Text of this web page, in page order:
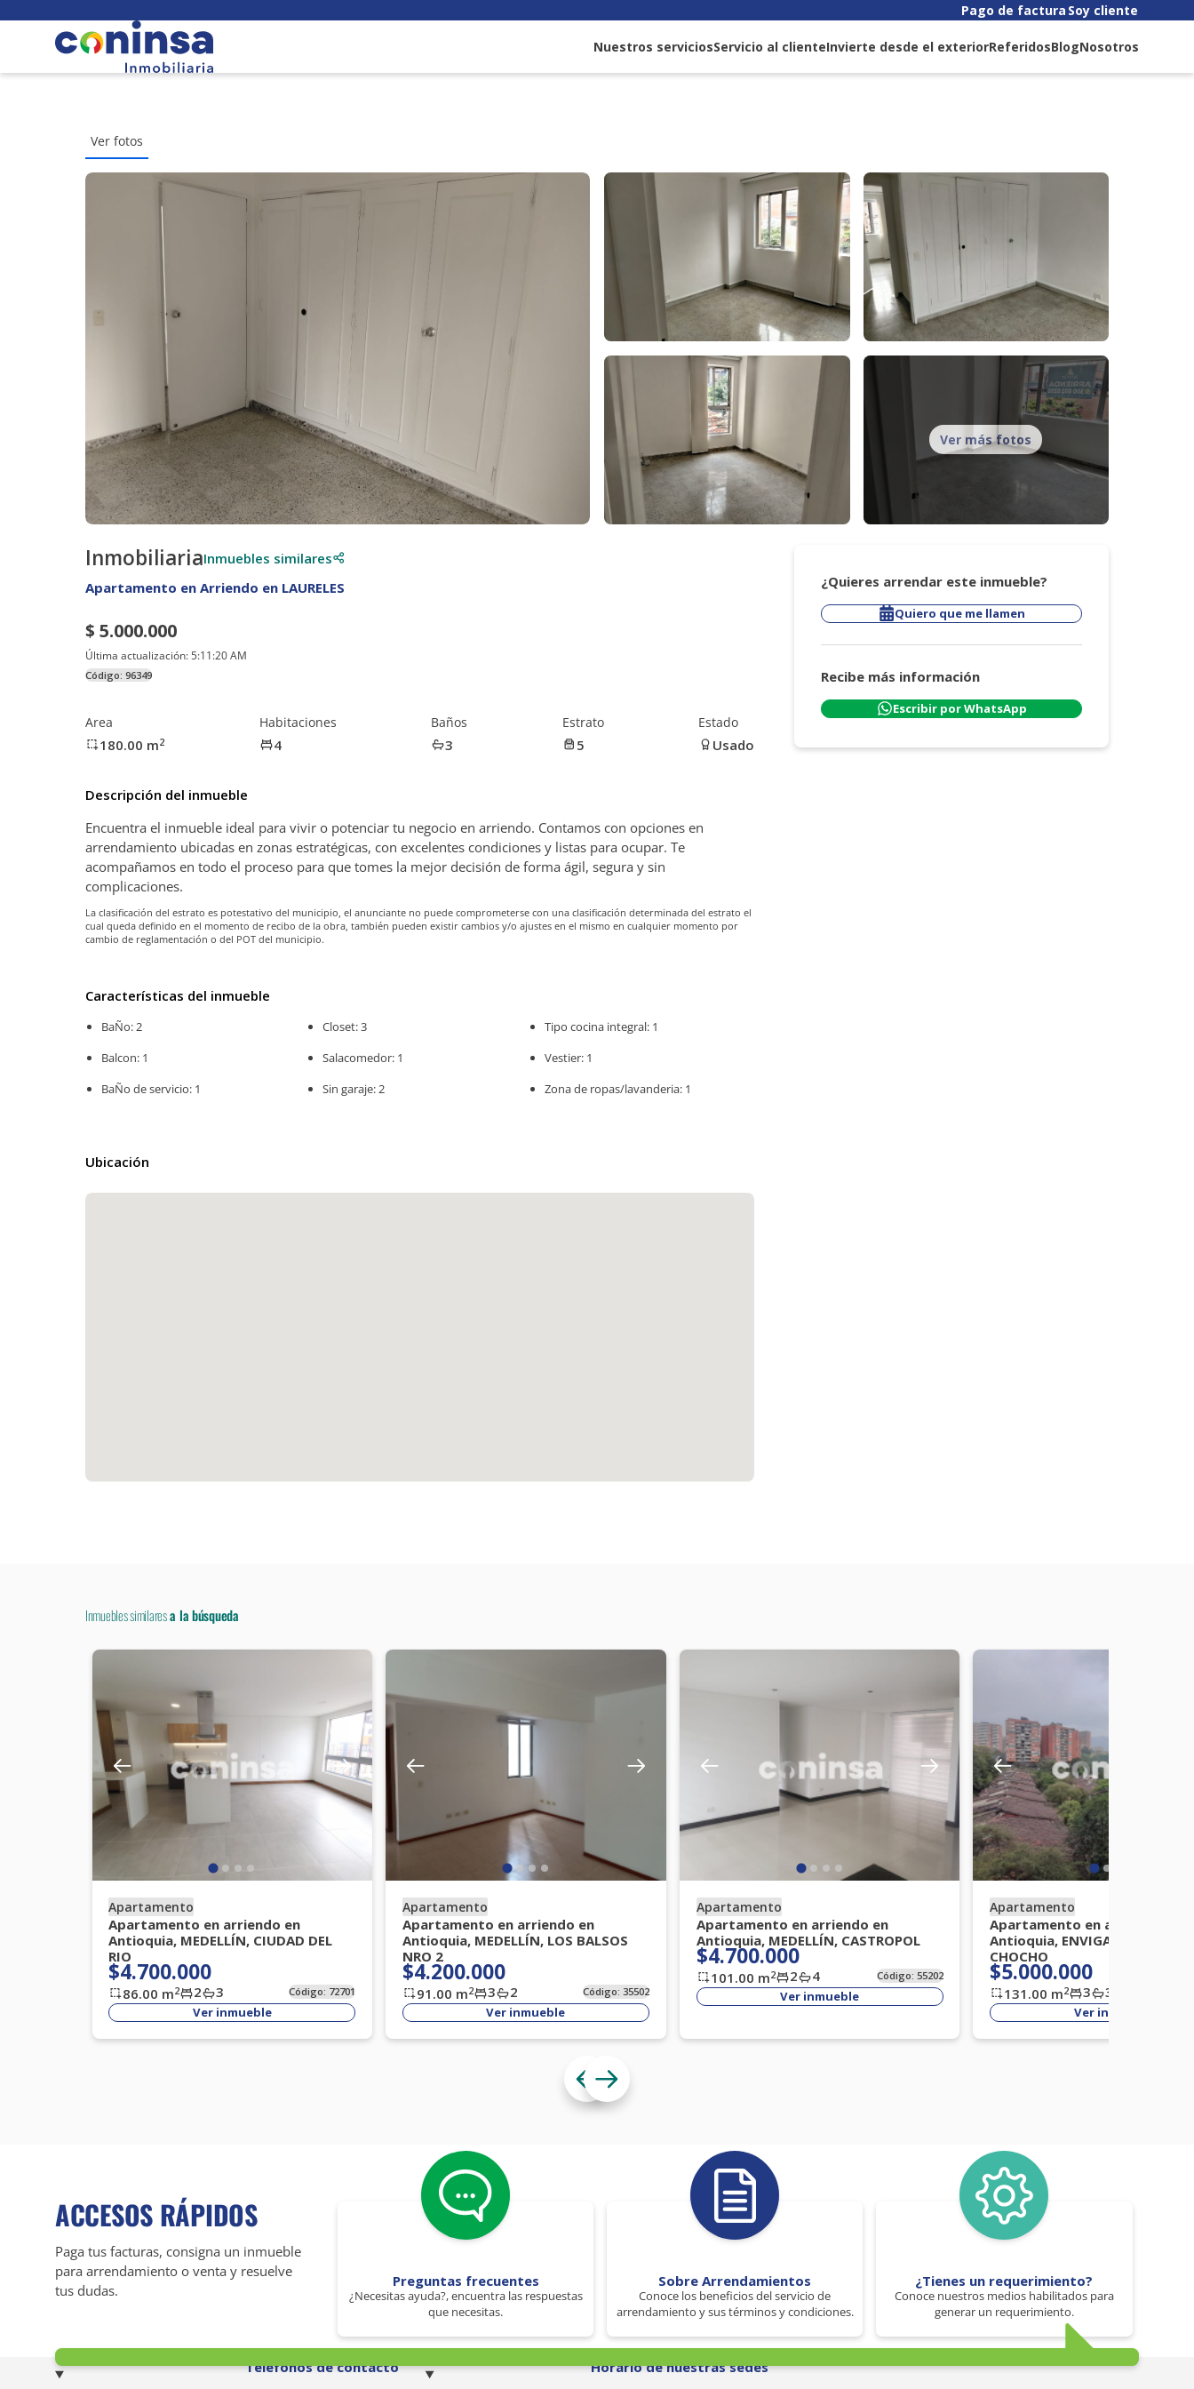
Pago de factura Soy cliente
Nuestros serviciosServicio al clienteInvierte desde el exteriorReferidosBlogNosotros
Ver fotos
Ver más fotos
InmobiliariaInmuebles similares
Apartamento en Arriendo en LAURELES
$ 5.000.000
Última actualización:5:11:20 AM
Código: 96349
Area
180.00 m2
Habitaciones
4
Baños
3
Estrato
5
Estado
Usado
Descripción del inmueble
Encuentra el inmueble ideal para vivir o potenciar tu negocio en arriendo. Contamos con opciones en
arrendamiento ubicadas en zonas estratégicas, con excelentes condiciones y listas para ocupar. Te
acompañamos en todo el proceso para que tomes la mejor decisión de forma ágil, segura y sin
complicaciones.
La clasificación del estrato es potestativo del municipio, el anunciante no puede comprometerse con una clasificación determinada del estrato el
cual queda definido en el momento de recibo de la obra, también pueden existir cambios y/o ajustes en el mismo en cualquier momento por
cambio de reglamentación o del POT del municipio.
Características del inmueble
BaÑo: 2
Balcon: 1
BaÑo de servicio: 1
Closet: 3
Salacomedor: 1
Sin garaje: 2
Tipo cocina integral: 1
Vestier: 1
Zona de ropas/lavanderia: 1
Ubicación
¿Quieres arrendar este inmueble?
Quiero que me llamen
Recibe más información
Escribir por WhatsApp
Inmuebles similaresa la búsqueda
Apartamento
Apartamento en arriendo en
Antioquia, MEDELLÍN, CIUDAD DEL
RIO
$4.700.000
86.00 m2 2 3 Código: 72701
Ver inmueble
Apartamento
Apartamento en arriendo en
Antioquia, MEDELLÍN, LOS BALSOS
NRO 2
$4.200.000
91.00 m2 3 2 Código:35502
Ver inmueble
Apartamento
Apartamento en arriendo en
Antioquia, MEDELLÍN, CASTROPOL
$4.700.000
101.00 m2 2 4 Código: 55202
Ver inmueble
Apartamento
Apartamento en arriendo en
Antioquia, ENVIGADO, LOMA
CHOCHO
$5.000.000
131.00 m2 3 3
Ver inmueble
ACCESOS RÁPIDOS
Paga tus facturas, consigna un inmueble
para arrendamiento o venta y resuelve
tus dudas.
Preguntas frecuentes
¿Necesitas ayuda?, encuentra las respuestas
que necesitas.
Sobre Arrendamientos
Conoce los beneficios del servicio de
arrendamiento y sus términos y condiciones.
¿Tienes un requerimiento?
Conoce nuestros medios habilitados para
generar un requerimiento.
Teléfonos de contacto Horario de nuestras sedes